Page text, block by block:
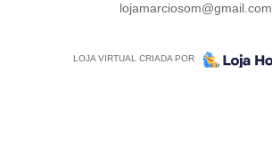
lojamarciosom@gmail.com
LOJA VIRTUAL CRIADA POR